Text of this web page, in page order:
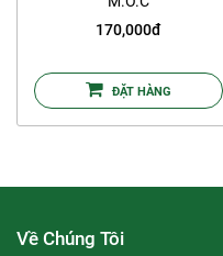
170,000đ
ĐẶT HÀNG
Về Chúng Tôi